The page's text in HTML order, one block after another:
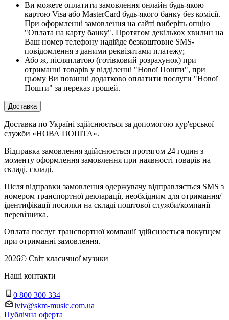
Ви можете оплатити замовлення онлайн будь-якою
картою Visa або MasterCard будь-якого банку без комісії.
При оформленні замовлення на сайті виберіть опцію
"Оплата на карту банку". Протягом декількох хвилин на
Ваш номер телефону надійде безкоштовне SMS-
повідомлення з даними реквізитами платежу;
Або ж, післяплатою (готівковий розрахунок) при
отриманні товарів у відділенні "Нової Пошти", при
цьому Ви повинні додатково оплатити послуги "Нової
Пошти" за переказ грошей.
Доставка
Доставка по Україні здійснюється за допомогою кур'єрської
служби «НОВА ПОШТА».
Відправка замовлення здійснюється протягом 24 годин з
моменту оформлення замовлення при наявності товарів на
складі. складі.
Після відправки замовлення одержувачу відправляється SMS з
номером транспортної декларації, необхідним для отримання/
ідентифікації посилки на складі поштової служби/компанії
перевізника.
Оплата послуг транспортної компанії здійснюється покупцем
при отриманні замовлення.
2026© Світ класичної музики
Наші контакти
0 800 300 334
lviv@skm-music.com.ua
Публічна оферта